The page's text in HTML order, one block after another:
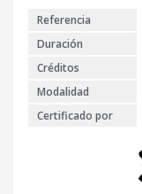
Referencia
Duración
Créditos
Modalidad
Certificado por